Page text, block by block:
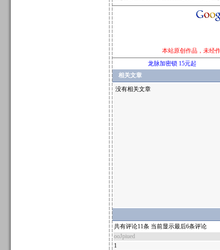
本站原创作品，未经
龙脉加密锁 15元起
相关文章
没有相关文章
共有评论11条 当前显示最后6条评论
ooJpiued
1